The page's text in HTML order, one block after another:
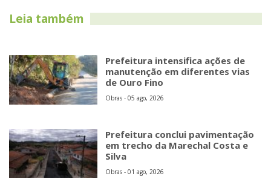
Leia também
Prefeitura intensifica ações de
manutenção em diferentes vias
de Ouro Fino
Obras - 05 ago, 2026
Prefeitura conclui pavimentação
em trecho da Marechal Costa e
Silva
Obras - 01 ago, 2026